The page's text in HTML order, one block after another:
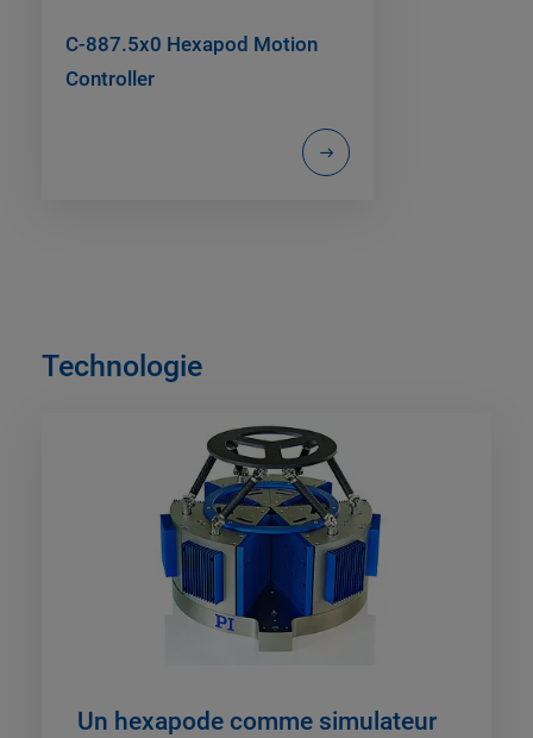
C-887.5x0 Hexapod Motion
Controller
Technologie
Un hexapode comme simulateur